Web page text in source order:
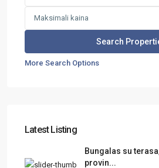
More Search Options
Latest Listing
Bungalas su
provin...